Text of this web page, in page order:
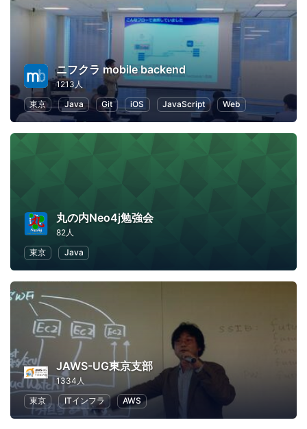
ニフクラ mobile backend
1213人
東京
Java Git iOS JavaScript Web
丸の内Neo4j勉強会
82人
東京
Java
JAWS-UG東京支部
1334人
東京
ITインフラ AWS